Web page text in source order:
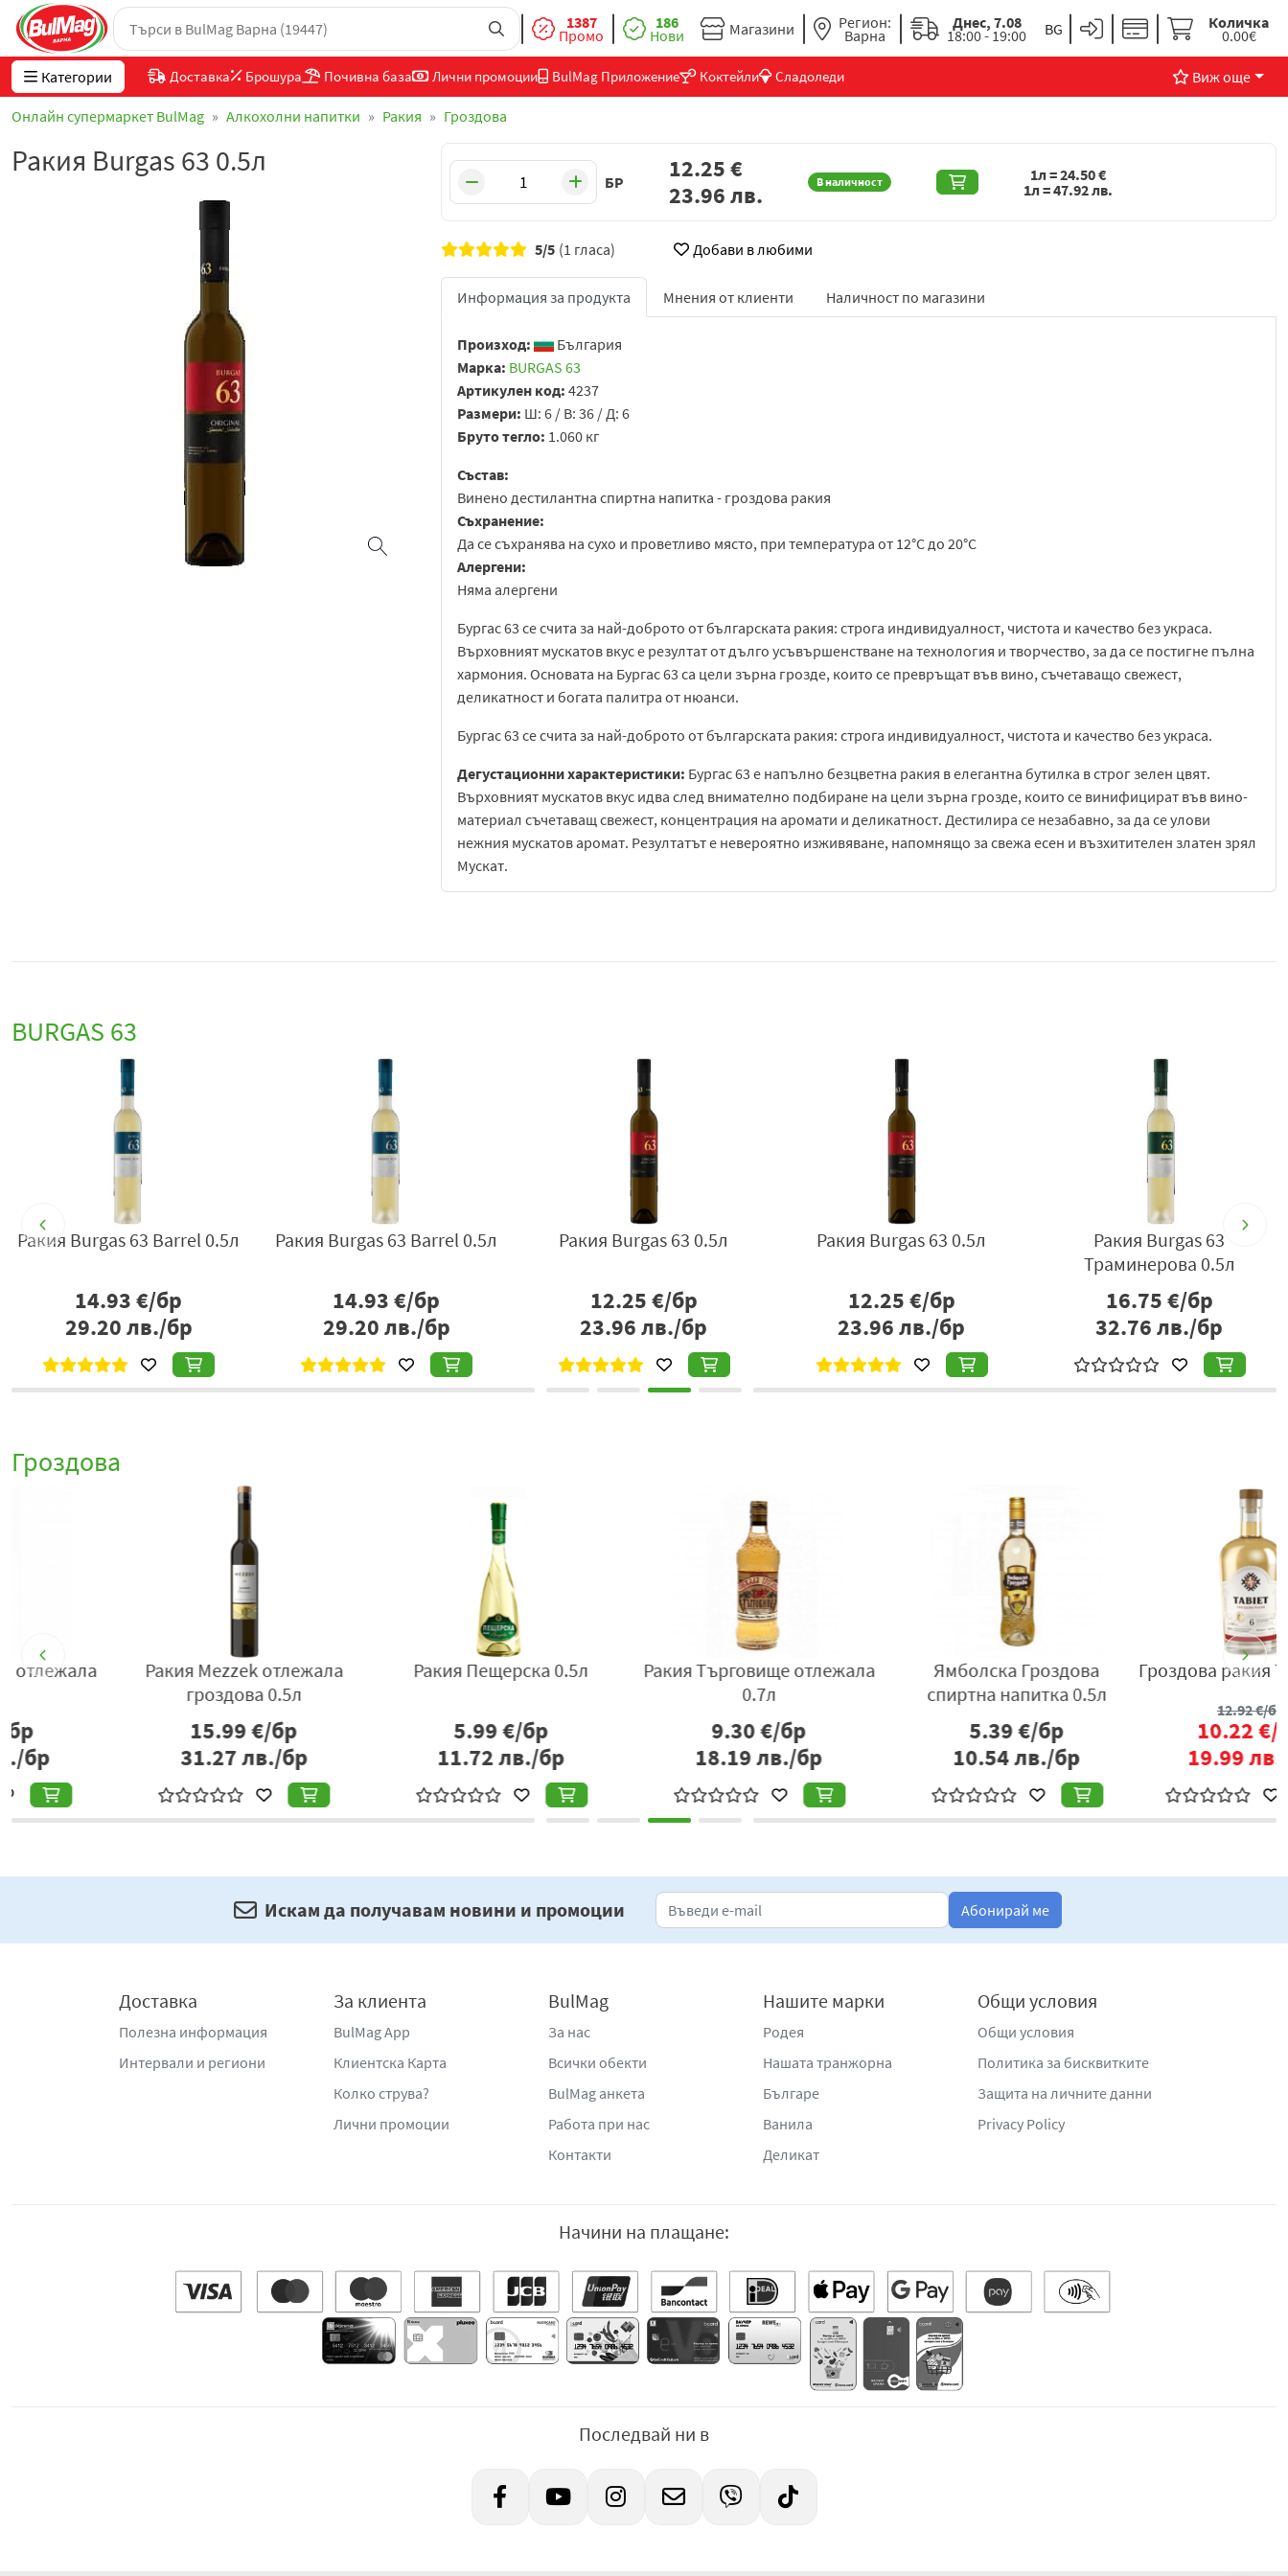
1387
Промо
186
Нови Магазини Регион:
Варна
Днес, 7.08
18:00 - 19:00
Количка
0.00€
Категории Доставка Брошура Почивна база Лични промоции BulMag Приложение Коктейли Сладоледи Виж още
Онлайн супермаркет BulMag Алкохолни напитки Ракия Гроздова
Ракия Burgas 63 0.5л
БР В наличност
12.25€
23.96лв.
1л =24.50€
1л =47.92лв.
5/5 (1 гласа) Добави в любими
Информация за продукта Мнения от клиенти Наличност по магазини
Произход:
България
Марка: BURGAS 63
Артикулен код: 4237
Размери: Ш: 6 / В: 36 / Д: 6
Бруто тегло: 1.060 кг
Състав:
Винено дестилантна спиртна напитка - гроздова ракия
Съхранение:
Да се съхранява на сухо и проветливо място, при температура от 12°C до 20°C
Алергени:
Няма алергени
Бургас 63 се счита за най-доброто от българската ракия: строга индивидуалност, чистота и качество без украса.
Върховният мускатов вкус е резултат от дълго усъвършенстване на технология и творчество, за да се постигне пълна
хармония. Основата на Бургас 63 са цели зърна грозде, които се превръщат във вино, съчетаващо свежест,
деликатност и богата палитра от нюанси.
Бургас 63 се счита за най-доброто от българската ракия: строга индивидуалност, чистота и качество без украса.
Дегустационни характеристики: Бургас 63 е напълно безцветна ракия в елегантна бутилка в строг зелен цвят.
Върховният мускатов вкус идва след внимателно подбиране на цели зърна грозде, които се винифицират във вино-
материал съчетаващ свежест, концентрация на аромати и деликатност. Дестилира се незабавно, за да се улови
нежния мускатов аромат. Резултатът е невероятно изживяване, напомнящо за свежа есен и възхитителен златен зрял
Мускат.
към запазване на класическия характер на напитката.
Ракия Burgas 63
е богат, добре балансиран и характерен, с ясно доловими плодови и гроздови нотки,
допълнени от меки зрели нюанси. Ароматният профил е изразителен, но хармоничен, като съчетава традиционния
характер на ракията с по-елегантна и омекотена ароматна структура.
Вкусът е плътен, мек и закръглен, с плавно начало и дълъг, топъл финал. Напитката предлага много добър баланс
усещат и във вкуса, което допринася за завършен и разпознаваем профил.
е подходяща за директна консумация, най-често сервирана добре охладена, както и като част от
традиционна трапеза. Съчетава се отлично с разнообразни мезета, сирена, сушени меса, салати и типични български
ястия, като нейният балансиран характер я прави универсална за различни вкусови комбинации.
Една от основните ѝ силни страни е утвърденият стил и последователният характер, които я превръщат в
разпознаваемо име сред българските спиртни напитки. Тя съчетава традиция и достъпна елегантност, което
допринася за широката ѝ популярност.
Произведена и бутилирана от "Черноморско злато" АД, България, гр. Поморие 8200, Индустриална зона, п.к. 16, тел:
+359 596 35 701, e-mail:
www.bsgold.bg
BURGAS 63
Ракия Burgas 63 Barrel 0.5л
14.93€/бр
29.20лв./бр
Ракия Burgas 63 Barrel 0.5л
14.93€/бр
29.20лв./бр
Ракия Burgas 63 0.5л
12.25€/бр
23.96лв./бр
Ракия Burgas 63 0.5л
12.25€/бр
23.96лв./бр
Ракия Burgas 63
Траминерова 0.5л
16.75€/бр
32.76лв./бр
Гроздова
- 21%
Гроздова ракия Tabiet 0.7л
лв./бр
Гроздова ракия Хелис
2002г 40% 0.7л кутия
лв./бр
Ракия Поморийска
лв./бр
Ракия Кехлибар 0.7л
лв./бр
Ракия Карнобатска
€/бр
лв./бр
Искам да получавам новини и промоции Абонирай ме
Доставка
Полезна информация
Интервали и региони
За клиента
BulMag App
Клиентска Карта
Колко струва?
Лични промоции
BulMag
За нас
Всички обекти
BulMag анкета
Работа при нас
Контакти
Нашите марки
Родея
Нашата транжорна
Българе
Ванила
Деликат
Общи условия
Общи условия
Политика за бисквитките
Защита на личните данни
Privacy Policy
Начини на плащане:
Последвай ни в